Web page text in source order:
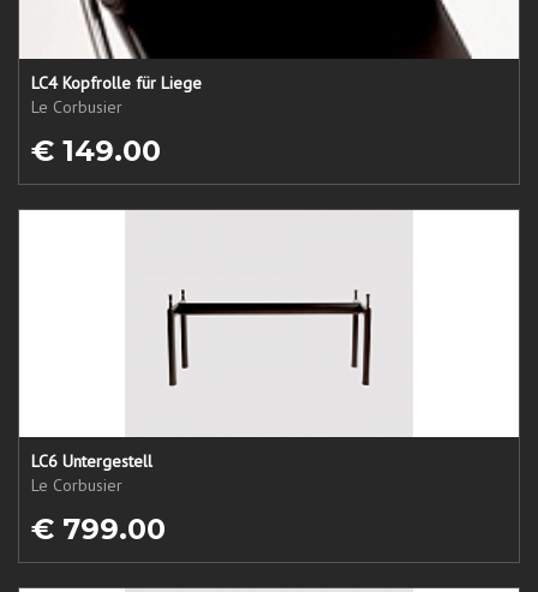
LC4 Kopfrolle für Liege
Le Corbusier
€ 149.00
LC6 Untergestell
Le Corbusier
€ 799.00